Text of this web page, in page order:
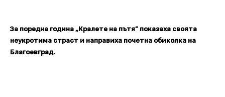
За поредна година „Кралете на пътя” показаха своята
неукротима страст и направиха почетна обиколка на
Благоевград.